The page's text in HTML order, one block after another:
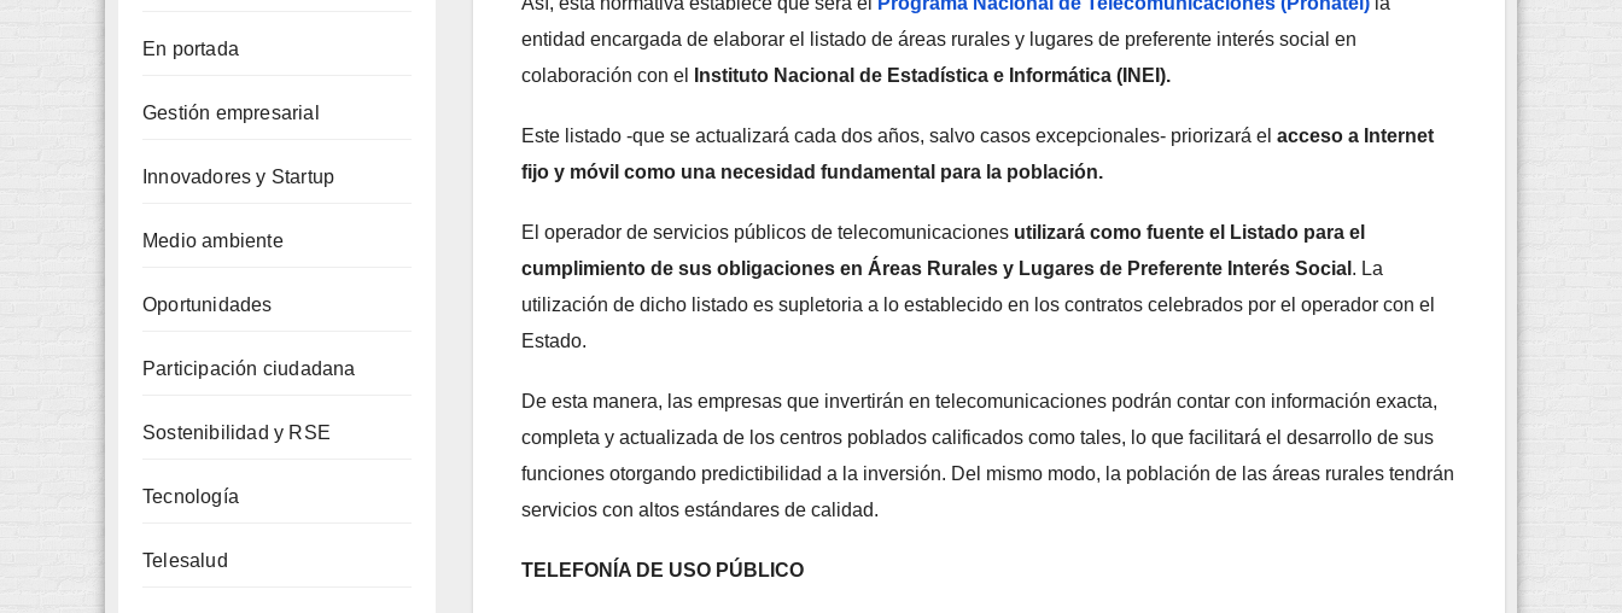
En portada
Gestión empresarial
Innovadores y Startup
Medio ambiente
Oportunidades
Participación ciudadana
Sostenibilidad y RSE
Tecnología
Telesalud
entidad encargada de elaborar el listado de áreas rurales y lugares de preferente interés social en
colaboración con el
Instituto Nacional de Estadística e Informática (INEI).
Este listado -que se actualizará cada dos años, salvo casos excepcionales- priorizará el acceso a Internet
fijo y móvil como una necesidad fundamental para la población.
El operador de servicios públicos de telecomunicaciones utilizará como fuente el Listado para el
cumplimiento de sus obligaciones en Áreas Rurales y Lugares de Preferente Interés Social . La
utilización de dicho listado es supletoria a lo establecido en los contratos celebrados por el operador con el
Estado.
De esta manera, las empresas que invertirán en telecomunicaciones podrán contar con información exacta,
completa y actualizada de los centros poblados calificados como tales, lo que facilitará el desarrollo de sus
funciones otorgando predictibilidad a la inversión. Del mismo modo, la población de las áreas rurales tendrán
servicios con altos estándares de calidad.
TELEFONÍA DE USO PÚBLICO